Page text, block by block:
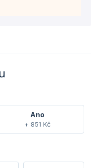
Ano
+ 851 Kč